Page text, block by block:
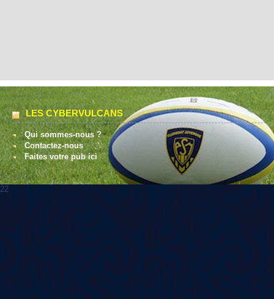
LES CYBERVULCANS
Qui sommes-nous ?
Contactez-nous
Faites votre pub ici
22